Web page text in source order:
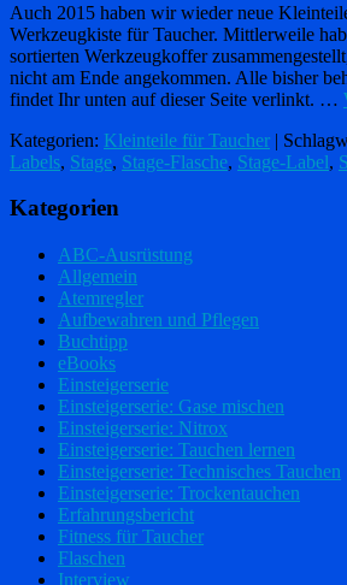
Auch 2015 haben wir wieder neue
Werkzeugkiste für Taucher. Mittlerweile
sortierten Werkzeugkoffer
nicht am Ende angekommen. Alle bisher
findet Ihr unten auf dieser Seite verlinkt. …
Kategorien: Kleinteile für Taucher |
Labels, Stage, Stage-Flasche, Stage-Label,
Kategorien
ABC-Ausrüstung
Allgemein
Atemregler
Aufbewahren und Pflegen
Buchtipp
eBooks
Einsteigerserie
Einsteigerserie: Gase mischen
Einsteigerserie: Nitrox
Einsteigerserie: Tauchen lernen
Einsteigerserie: Technisches Tauchen
Einsteigerserie: Trockentauchen
Erfahrungsbericht
Fitness für Taucher
Flaschen
Interview